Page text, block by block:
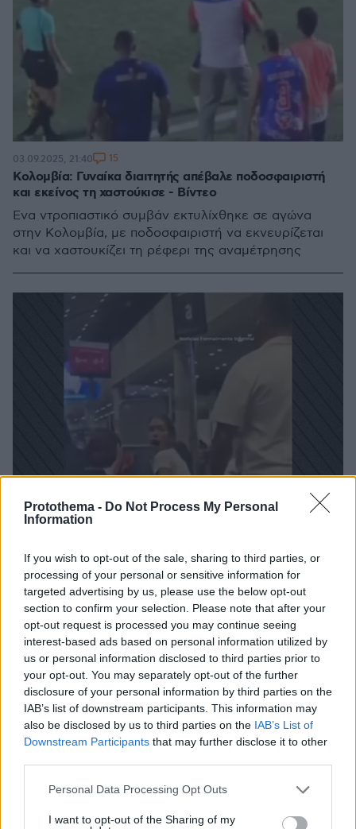
Protothema - Do Not Process My Personal
Information
If you wish to opt-out of the sale, sharing to third parties, or
processing of your personal or sensitive information for
targeted advertising by us, please use the below opt-out
section to confirm your selection. Please note that after your
opt-out request is processed you may continue seeing
interest-based ads based on personal information utilized by
us or personal information disclosed to third parties prior to
your opt-out. You may separately opt-out of the further
disclosure of your personal information by third parties on the
IAB’s list of downstream participants. This information may
also be disclosed by us to third parties on the IAB’s List of
Downstream Participants that may further disclose it to other
Please note that this website/app uses one or more Google
not limited to your visit or usage behaviour. You may click to
Personal Data Processing Opt Outs
I want to opt-out of the Sharing of my
Κολομβία: Γυναίκα διαιτητής απέβαλε ποδοσφαιριστή
και εκείνος τη χαστούκισε - Βίντεο
Ένα ντροπιαστικό συμβάν εκτυλίχθηκε σε αγώνα
στην Κολομβία, με ποδοσφαιριστή να εκνευρίζεται
και να χαστουκίζει τη ρέφερι της αναμέτρησης
03.09.2025, 21:40 15
Αδιανόητο περιστατικό στην Κολομβία - Άντρας
χαστούκισε γυναίκα σε αεροδρόμιο επειδή δεν τον
άφησε να κάτσει δίπλα στη γυναίκα του, δείτε βίντεο
Την πλησίασε και της είπε απειλητικά «Σήκω, αλλιώς
θα σε σηκώσω»
01.08.2025, 12:43 3